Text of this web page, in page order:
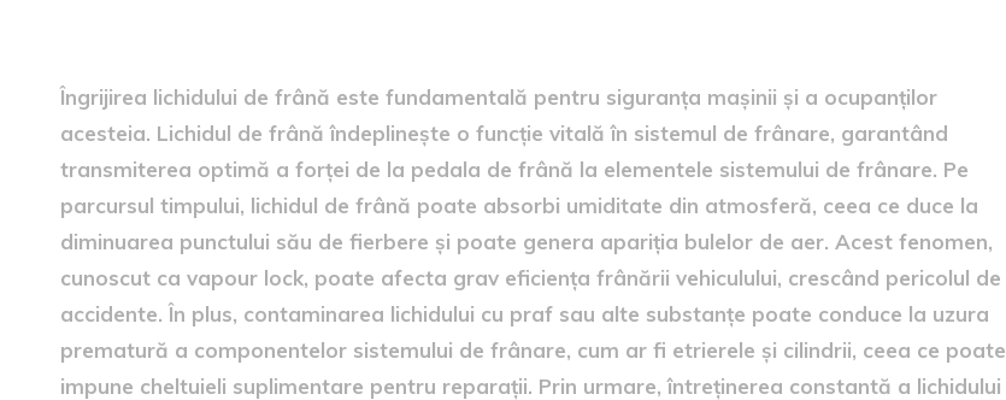
Îngrijirea lichidului de frână este fundamentală pentru siguranța mașinii și a ocupanților
acesteia. Lichidul de frână îndeplinește o funcție vitală în sistemul de frânare, garantând
transmiterea optimă a forței de la pedala de frână la elementele sistemului de frânare. Pe
parcursul timpului, lichidul de frână poate absorbi umiditate din atmosferă, ceea ce duce la
diminuarea punctului său de fierbere și poate genera apariția bulelor de aer. Acest fenomen,
cunoscut ca vapour lock, poate afecta grav eficiența frânării vehiculului, crescând pericolul de
accidente. În plus, contaminarea lichidului cu praf sau alte substanțe poate conduce la uzura
prematură a componentelor sistemului de frânare, cum ar fi etrierele și cilindrii, ceea ce poate
impune cheltuieli suplimentare pentru reparații. Prin urmare, întreținerea constantă a lichidului